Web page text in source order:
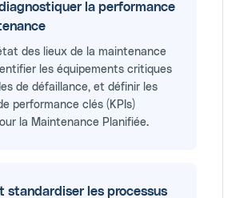
la performance
des lieux de la maintenance
les équipements critiques
de défaillance, et définir les
performance clés (KPIs)
la Maintenance Planifiée.
standardiser les processus